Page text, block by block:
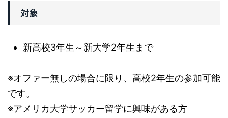
対象
新高校3年生～新大学2年生まで
※オファー無しの場合に限り、高校2年生の参加可能
です。
※アメリカ大学サッカー留学に興味がある方